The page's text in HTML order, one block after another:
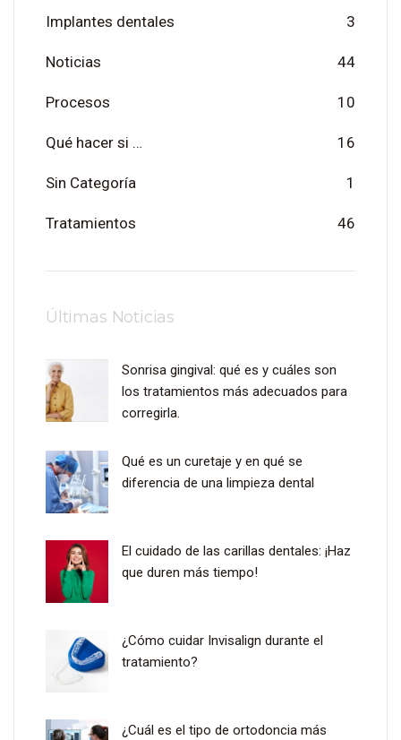
Implantes dentales 3
Noticias 44
Procesos 10
Qué hacer si … 16
Sin Categoría 1
Tratamientos 46
Últimas Noticias
Sonrisa gingival: qué es y cuáles son
los tratamientos más adecuados para
corregirla.
Qué es un curetaje y en qué se
diferencia de una limpieza dental
El cuidado de las carillas dentales: ¡Haz
que duren más tiempo!
¿Cómo cuidar Invisalign durante el
tratamiento?
¿Cuál es el tipo de ortodoncia más